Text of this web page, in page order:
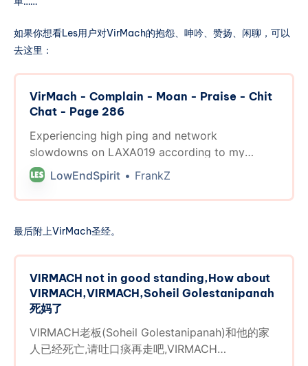
如果你想看Les用户对VirMach的抱怨、呻吟、赞扬、闲聊，可以
去这里：
VirMach - Complain - Moan - Praise - Chit
Chat - Page 286
Experiencing high ping and network
slowdowns on LAXA019 according to my
uptime reports. I can access the control panel
and VNC of the server albeit very slow.
LowEndSpirit FrankZ
最后附上VirMach圣经。
VIRMACH not in good standing,How about
VIRMACH,VIRMACH,Soheil Golestanipanah
死妈了
VIRMACH老板(Soheil Golestanipanah)和他的家
人已经死亡,请吐口痰再走吧,VIRMACH